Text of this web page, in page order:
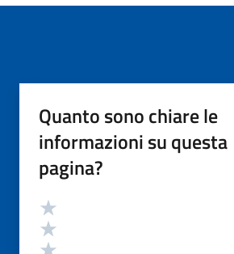
Quanto sono chiare le
informazioni su questa
pagina?
Valutazione